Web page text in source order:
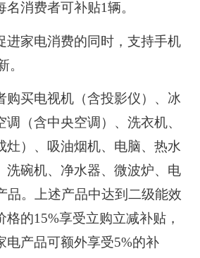
名消费者可补贴1辆。
家电消费的同时，支持手机
。
买电视机（含投影仪）、冰
（含中央空调）、洗衣机、
灶）、吸油烟机、电脑、热水
洗碗机、净水器、微波炉、电
品。上述产品中达到二级能效
的15%享受立购立减补贴，
电产品可额外享受5%的补